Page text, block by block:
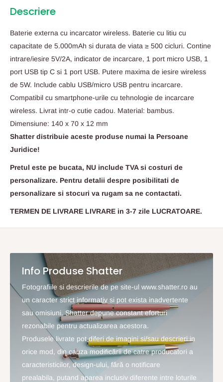
Descriere
Baterie externa cu incarcator wireless. Baterie cu litiu cu
capacitate de 5.000mAh si durata de viata ≥ 500 cicluri. Contine
intrare/iesire 5V/2A, indicator de incarcare, 1 port micro USB, 1
port USB tip C si 1 port USB. Putere maxima de iesire wireless
de 5W. Include cablu USB/micro USB pentru incarcare.
Compatibil cu smartphone-urile cu tehnologie de incarcare
wireless. Livrat intr-o cutie cadou. Material: bambus.
Dimensiune: 140 x 70 x 12 mm
Shatter distribuie aceste produse numai la Persoane
Juridice!
Pretul este pe bucata, NU include TVA si costuri de
personalizare. Pentru detalii despre posibilitati de
personalizare si stocuri va rugam sa ne contactati.
TERMEN DE LIVRARE LIVRARE in 3-7 zile LUCRATOARE.
Info Produse Shatter
Fotografiile si descrierile de pe site-ul www.shatter.ro au
un caracter strict informativ si pot exista inadvertente
sau omisiuni. Shatter depune constant eforturi
rezonabile pentru actualizarea acestora.
Produsele livrate pot diferi de imagini si/sau descrieri in
orice mod, din cauza modificării de catre producatori a
caracteristicilor, design-ului, fără o notificare
prealabila, putand aparea inclusiv diferente intre loturile